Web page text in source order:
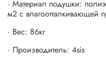
· Материал подушки:
м2 с влагоотталкивающей
· Вес: 86кг
· Производитель: 4sis